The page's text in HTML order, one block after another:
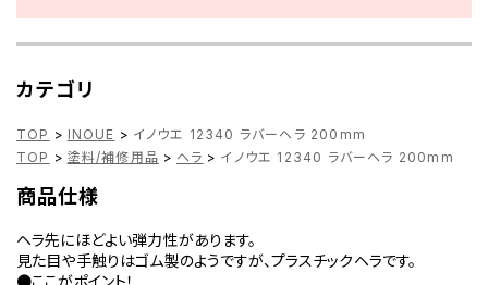
カテゴリ
TOP > INOUE > イノウエ 12340 ラバーヘラ 200mm
TOP > 塗料/補修用品 > ヘラ > イノウエ 12340 ラバーヘラ 200mm
商品仕様
ヘラ先にほどよい弾力性があります。
見た目や手触りはゴム製のようですが、プラスチックヘラです。